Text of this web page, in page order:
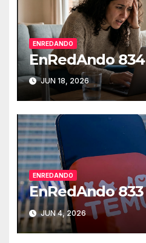
ENREDANDO
EnRedAndo 834
JUN 18, 2026
ENREDANDO
EnRedAndo 833
JUN 4, 2026